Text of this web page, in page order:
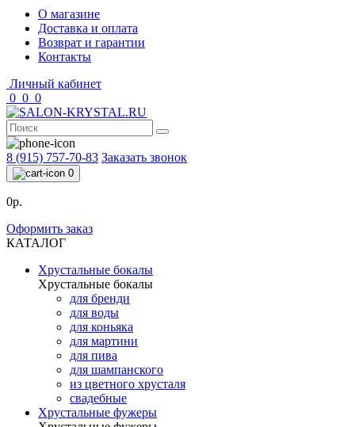
О магазине
Доставка и оплата
Возврат и гарантии
Контакты
Личный кабинет
0 0 0
8 (915) 757-70-83 Заказать звонок
0
0р.
Оформить заказ
КАТАЛОГ
Хрустальные бокалы
Хрустальные бокалы
для бренди
для воды
для коньяка
для мартини
для пива
для шампанского
из цветного хрусталя
свадебные
Хрустальные фужеры